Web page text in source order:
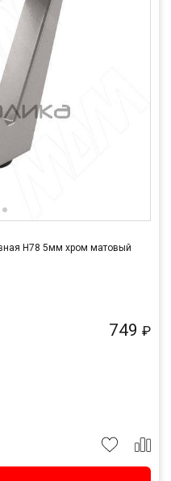
H78 5мм хром матовый
749 ₽